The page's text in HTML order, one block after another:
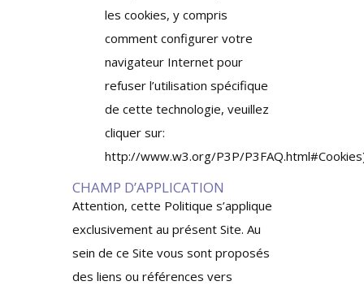
les cookies, y compris
comment configurer votre
navigateur Internet pour
refuser l’utilisation spécifique
de cette technologie, veuillez
cliquer sur:
http://www.w3.org/P3P/
CHAMP D’APPLICATION
Attention, cette Politique s’applique
exclusivement au présent Site. Au
sein de ce Site vous sont proposés
des liens ou références vers